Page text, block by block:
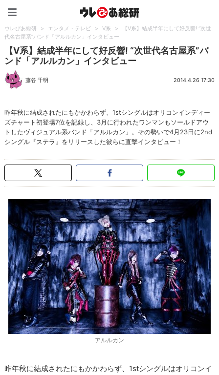
ウレぴあ総研 > エンタメ・テレビ > V系 >
【V系】結成半年にして好反響! “次世
代名古屋系”バンド「アルルカン」インタビュー
【V系】結成半年にして好反響! “次世代名古屋系”バ
ンド「アルルカン」インタビュー
藤谷 千明 2014.4.26 17:30
昨年秋に結成されたにもかかわらず、1stシングルはオリコンインディー
ズチャート初登場7位を記録し、3月に行われたワンマンもソールドアウ
トしたヴィジュアル系バンド「アルルカン」。その勢いで4月23日に2nd
シングル『ステラ』をリリースした彼らに直撃インタビュー！
アルルカン
昨年秋に結成されたにもかかわらず、1stシングルはオリコンイ